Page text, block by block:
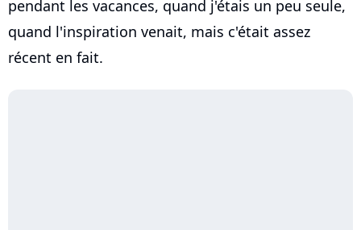
pendant les vacances, quand j'étais un peu seule,
quand l'inspiration venait, mais c'était assez
récent en fait.